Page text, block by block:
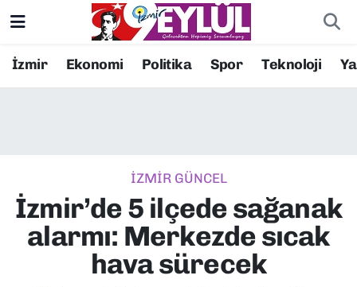
İzmir Ekonomi Politika Spor Teknoloji
İZMİR GÜNCEL
İzmir’de 5 ilçede sağanak
alarmı: Merkezde sıcak
hava sürecek
Resmi İlanlar
EKONOMİ
KÜLTÜR SANAT
Konak Nöbetçi Eczaneler
Süper Lig Puan Durumu ve Fikstür
Tüm Manşetler
Son Dakika Haberleri